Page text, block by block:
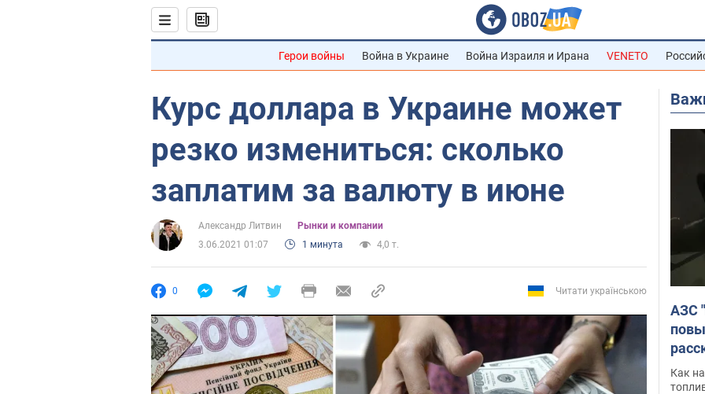
Герои войны Война в Украине Война Израиля и Ирана VENETO
Курс доллара в Украине может
резко измениться: сколько
заплатим за валюту в июне
Александр Литвин
Рынки и компании
3.06.2021 01:07
1 минута 4,0 т.
0 Читати українською
АЗС
Как